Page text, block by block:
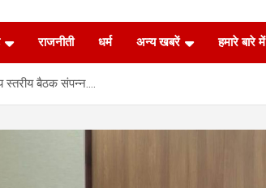
राजनीती धर्म अन्य खबरें हमारे बारे में
स्तरीय बैठक संपन्न….